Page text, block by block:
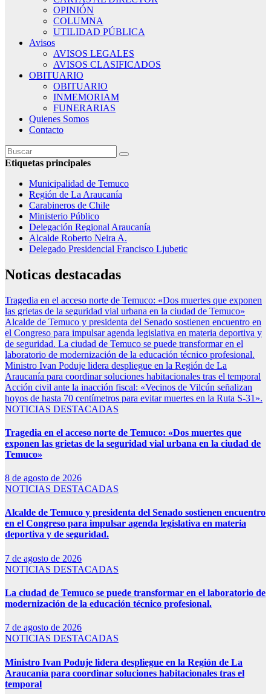
OPINIÓN
COLUMNA
UTILIDAD PÚBLICA
Avisos
AVISOS LEGALES
AVISOS CLASIFICADOS
OBITUARIO
OBITUARIO
INMEMORIAM
FUNERARIAS
Quienes Somos
Contacto
Etiquetas principales
Municipalidad de Temuco
Región de La Araucanía
Carabineros de Chile
Ministerio Público
Delegación Regional Araucanía
Alcalde Roberto Neira A.
Delegado Presidencial Francisco Ljubetic
Noticas destacadas
Tragedia en el acceso norte de Temuco: «Dos muertes que exponen
las grietas de la seguridad vial urbana en la ciudad de Temuco»
Alcalde de Temuco y presidenta del Senado sostienen encuentro en
el Congreso para impulsar agenda legislativa en materia deportiva y
de seguridad. La ciudad de Temuco se puede transformar en el
laboratorio de modernización de la educación técnico profesional.
Ministro Ivan Poduje lidera despliegue en la Región de La
Araucanía para coordinar soluciones habitacionales tras el temporal
Acción civil ante la inacción fiscal: «Vecinos de Vilcún señalizan
hoyos de hasta 70 centímetros para evitar muertes en la Ruta S-31».
NOTICIAS DESTACADAS
Tragedia en el acceso norte de Temuco: «Dos muertes que
exponen las grietas de la seguridad vial urbana en la ciudad de
Temuco»
8 de agosto de 2026
NOTICIAS DESTACADAS
Alcalde de Temuco y presidenta del Senado sostienen encuentro
en el Congreso para impulsar agenda legislativa en materia
deportiva y de seguridad.
7 de agosto de 2026
NOTICIAS DESTACADAS
La ciudad de Temuco se puede transformar en el laboratorio de
modernización de la educación técnico profesional.
7 de agosto de 2026
NOTICIAS DESTACADAS
Ministro Ivan Poduje lidera despliegue en la Región de La
Araucanía para coordinar soluciones habitacionales tras el
temporal